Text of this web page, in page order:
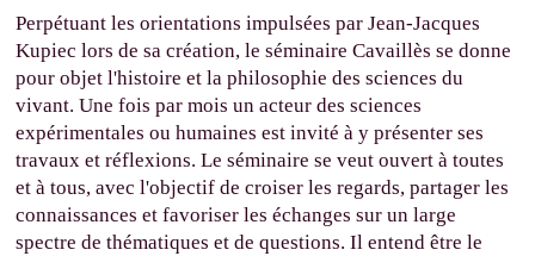
Perpétuant les orientations impulsées par Jean-Jacques
Kupiec lors de sa création, le séminaire Cavaillès se donne
pour objet l'histoire et la philosophie des sciences du
vivant. Une fois par mois un acteur des sciences
expérimentales ou humaines est invité à y présenter ses
travaux et réflexions. Le séminaire se veut ouvert à toutes
et à tous, avec l'objectif de croiser les regards, partager les
connaissances et favoriser les échanges sur un large
spectre de thématiques et de questions. Il entend être le